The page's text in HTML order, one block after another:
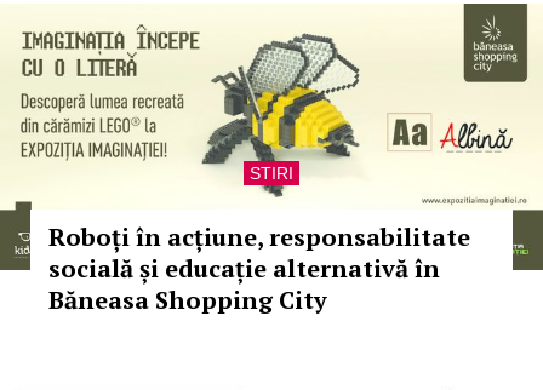
STIRI
Roboți în acțiune, responsabilitate
socială și educație alternativă în
Băneasa Shopping City